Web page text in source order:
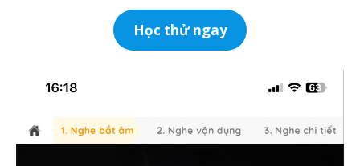
Học thử ngay